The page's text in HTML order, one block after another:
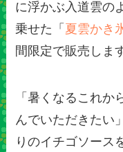
に浮かぶ入道雲の
乗せた「 夏雲かき
間限定で販売しま
「暑くなるこれ
んでいただきたい
りのイチゴソース